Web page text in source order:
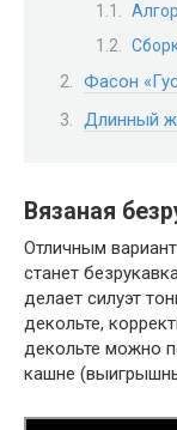
Фасон
Длинный
Вязаная
Отличным
станет
делает силуэт
декольте,
декольте можно
кашне